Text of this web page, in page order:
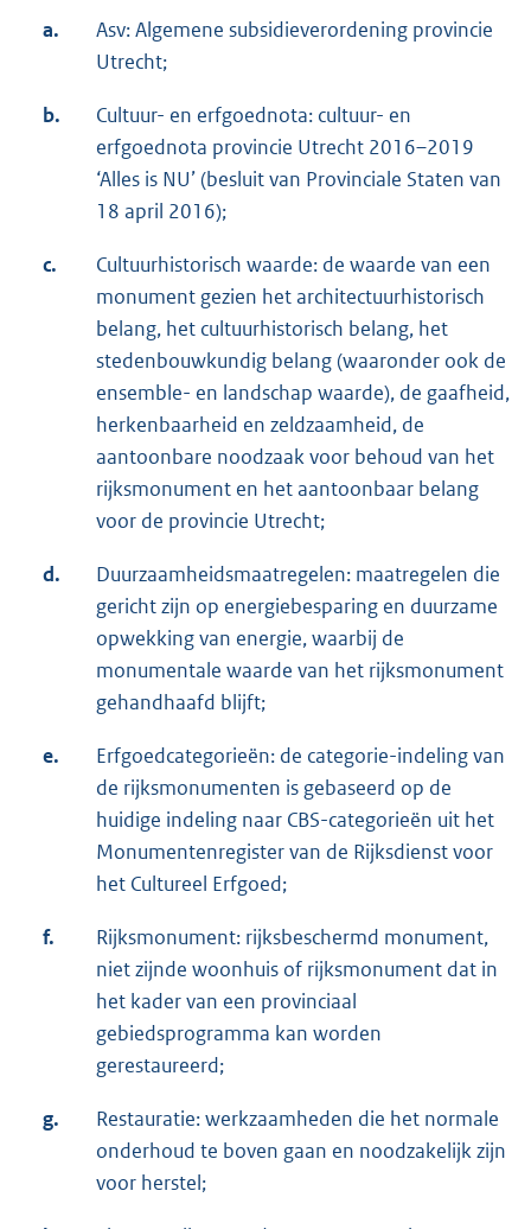
a.
Asv: Algemene subsidieverordening provincie
Utrecht;
b.
Cultuur- en erfgoednota: cultuur- en
erfgoednota provincie Utrecht 2016–2019
‘Alles is NU’ (besluit van Provinciale Staten van
18 april 2016);
c.
Cultuurhistorisch waarde: de waarde van een
monument gezien het architectuurhistorisch
belang, het cultuurhistorisch belang, het
stedenbouwkundig belang (waaronder ook de
ensemble- en landschap waarde), de gaafheid,
herkenbaarheid en zeldzaamheid, de
aantoonbare noodzaak voor behoud van het
rijksmonument en het aantoonbaar belang
voor de provincie Utrecht;
d.
Duurzaamheidsmaatregelen: maatregelen die
gericht zijn op energiebesparing en duurzame
opwekking van energie, waarbij de
monumentale waarde van het rijksmonument
gehandhaafd blijft;
e.
Erfgoedcategorieën: de categorie-indeling van
de rijksmonumenten is gebaseerd op de
huidige indeling naar CBS-categorieën uit het
Monumentenregister van de Rijksdienst voor
het Cultureel Erfgoed;
f.
Rijksmonument: rijksbeschermd monument,
niet zijnde woonhuis of rijksmonument dat in
het kader van een provinciaal
gebiedsprogramma kan worden
gerestaureerd;
g.
Restauratie: werkzaamheden die het normale
onderhoud te boven gaan en noodzakelijk zijn
voor herstel;